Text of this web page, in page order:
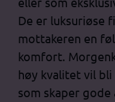
De er luksuriøse
mottakeren en
komfort.
høy kvalitet vil
som skaper gode